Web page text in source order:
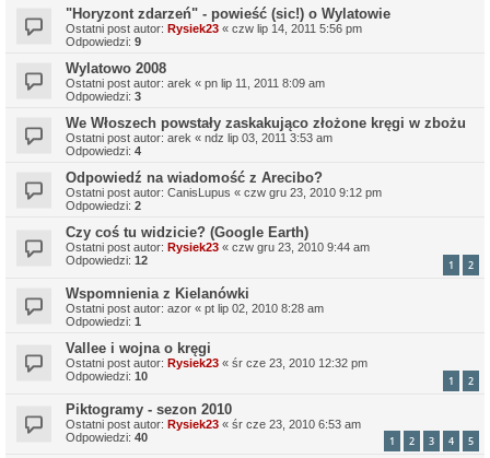
"Horyzont zdarzeń" - powieść (sic!) o Wylatowie
Ostatni post autor: Rysiek23 « czw lip 14, 2011 5:56 pm
Odpowiedzi: 9
Wylatowo 2008
Ostatni post autor: arek « pn lip 11, 2011 8:09 am
Odpowiedzi: 3
We Włoszech powstały zaskakująco złożone kręgi w zbożu
Ostatni post autor: arek « ndz lip 03, 2011 3:53 am
Odpowiedzi: 4
Odpowiedź na wiadomość z Arecibo?
Ostatni post autor: CanisLupus « czw gru 23, 2010 9:12 pm
Odpowiedzi: 2
Czy coś tu widzicie? (Google Earth)
Ostatni post autor: Rysiek23 « czw gru 23, 2010 9:44 am
Odpowiedzi: 12 1 2
Wspomnienia z Kielanówki
Ostatni post autor: azor « pt lip 02, 2010 8:28 am
Odpowiedzi: 1
Vallee i wojna o kręgi
Ostatni post autor: Rysiek23 « śr cze 23, 2010 12:32 pm
Odpowiedzi: 10 1 2
Piktogramy - sezon 2010
Ostatni post autor: Rysiek23 « śr cze 23, 2010 6:53 am
Odpowiedzi: 40 1 2 3 4 5